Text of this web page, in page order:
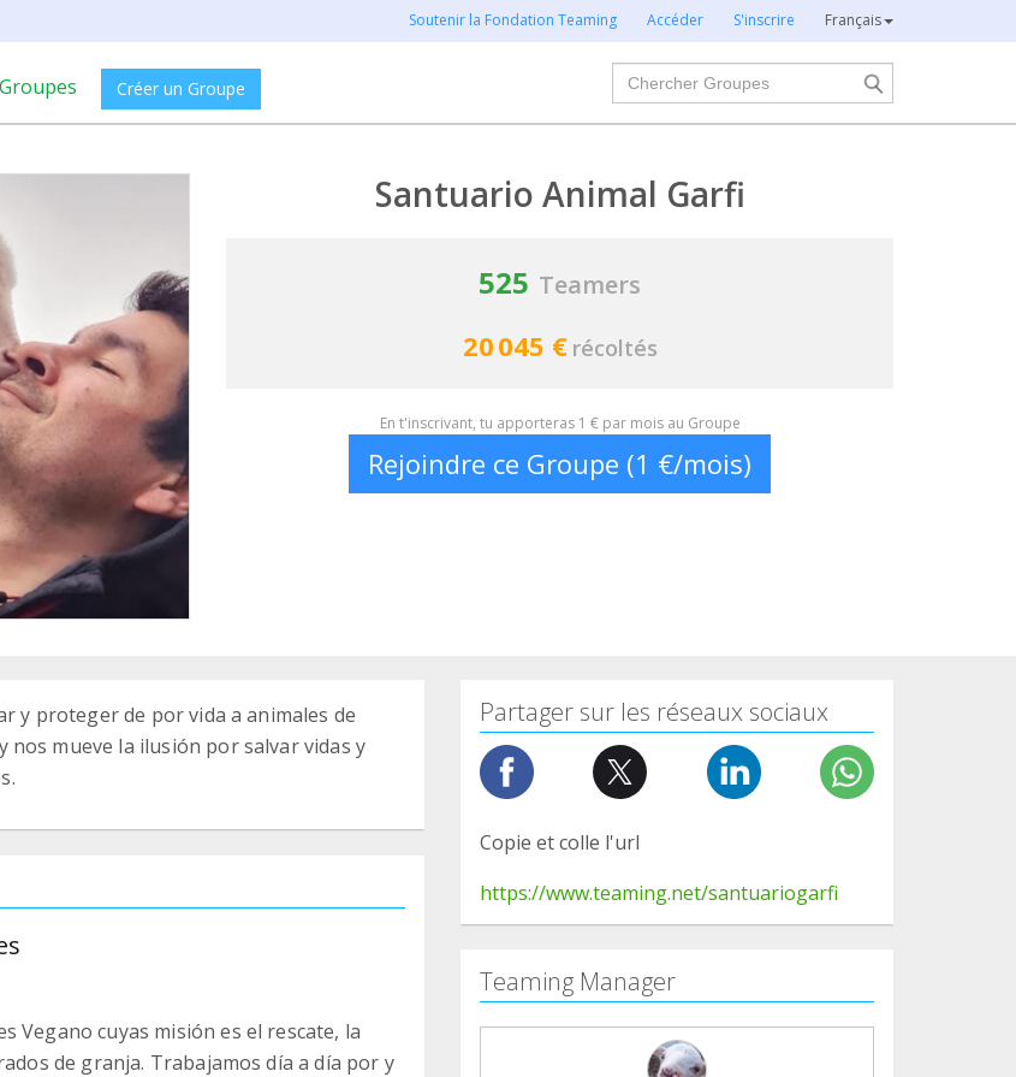
Soutenir la Fondation Teaming Accéder S'inscrire Français
Groupes Créer un Groupe
Chercher
Santuario Animal Garfi
525 Teamers
20 045 € récoltés
En t'inscrivant, tu apporteras 1 € par mois au Groupe
Rejoindre ce Groupe (1 €/mois)
y proteger de por vida a animales de
nos mueve la ilusión por salvar vidas y
Vegano cuyas misión es el rescate, la
de granja. Trabajamos día a día por y
Partager sur les réseaux sociaux
Copie et colle l'url
https://www.teaming.net/santuariogarfi
Teaming Manager